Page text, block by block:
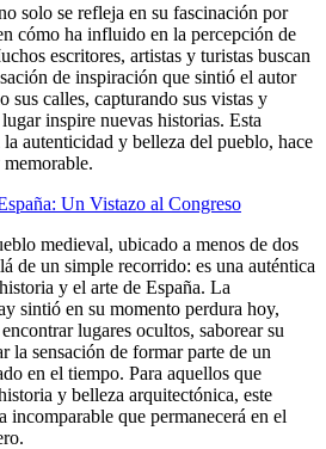
solo se refleja en su fascinación por
cómo ha influido en la percepción de
escritores, artistas y turistas buscan
de inspiración que sintió el autor
sus calles, capturando sus vistas y
inspire nuevas historias. Esta
autenticidad y belleza del pueblo, hace
Un Vistazo al Congreso
medieval, ubicado a menos de dos
de un simple recorrido: es una auténtica
y el arte de España. La
sintió en su momento perdura hoy,
lugares ocultos, saborear su
la sensación de formar parte de un
en el tiempo. Para aquellos que
y belleza arquitectónica, este
incomparable que permanecerá en el